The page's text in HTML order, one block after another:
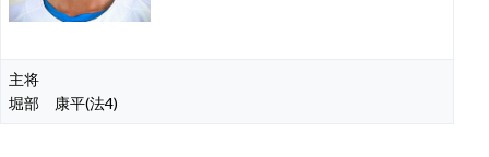
主将
堀部 康平(法4)